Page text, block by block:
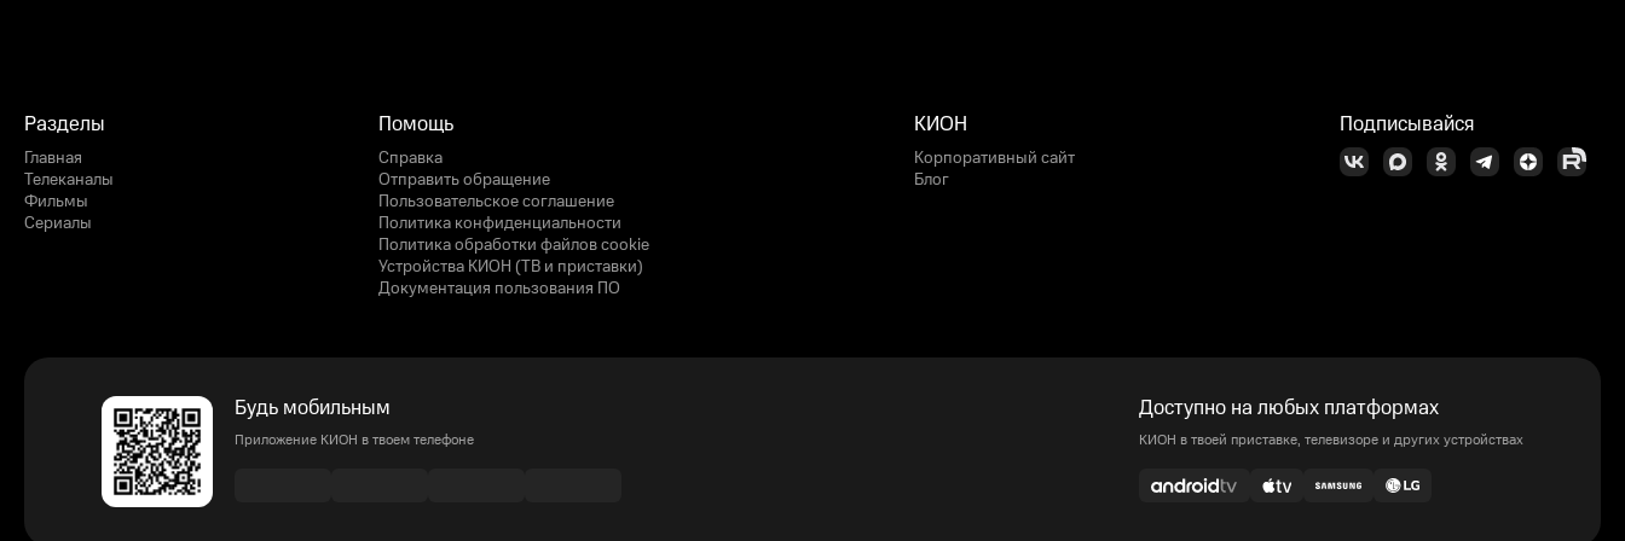
Разделы
Главная
Телеканалы
Фильмы
Сериалы
Помощь
Справка
Отправить обращение
Пользовательское соглашение
Политика конфиденциальности
Политика обработки файлов cookie
Устройства КИОН (ТВ и приставки)
Документация пользования ПО
КИОН
Корпоративный сайт
Блог
Подписывайся
Будь мобильным
Приложение КИОН в твоем телефоне
Доступно на любых платформах
КИОН в твоей приставке, телевизоре и других устройствах